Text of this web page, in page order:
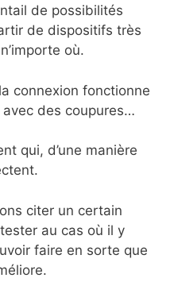
de possibilités
de dispositifs très
où.
connexion fonctionne
avec des coupures…
qui, d’une manière
citer un certain
au cas où il y
faire en sorte que